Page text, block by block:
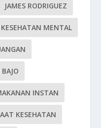
JAMES RODRIGUEZ
KESEHATAN MENTAL
INSTAN
KESEHATAN